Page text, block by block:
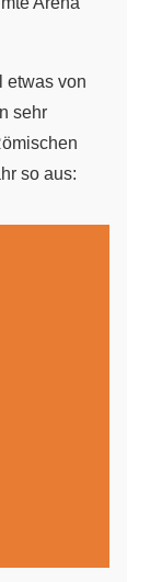
etwas von
sehr
so aus: